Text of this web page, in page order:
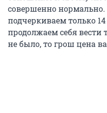
совершенно нормально.
подчеркиваем только
продолжаем себя вести
не было, то грош цена